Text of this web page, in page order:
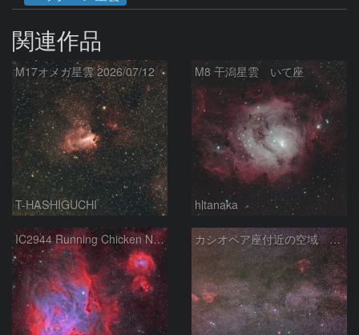
関連作品
M17オメガ星雲 2026/07/12
T-HASHIGUCHI
M8 干潟星雲 いて座
hltanaka
IC2944 Running Chicken Nebula カシオペア座付近の空域 260720